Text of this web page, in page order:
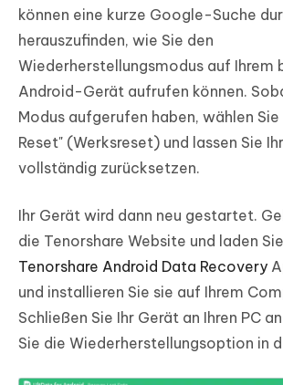
können eine kurze Google-Suche
herauszufinden, wie Sie den
Wiederherstellungsmodus auf Ihrem
Android-Gerät aufrufen können.
Modus aufgerufen haben, wählen
Reset" (Werksreset) und lassen Sie
vollständig zurücksetzen.
Ihr Gerät wird dann neu gestartet.
die Tenorshare Website und laden
Tenorshare Android Data Recovery
und installieren Sie sie auf Ihrem
Schließen Sie Ihr Gerät an Ihren PC
Sie die Wiederherstellungsoption in